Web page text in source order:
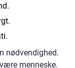
nødvendighed.
menneske.